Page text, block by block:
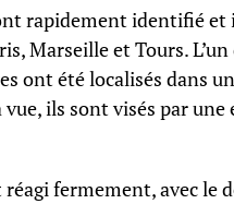
rapidement identifié et
Marseille et Tours.
ont été localisés dans
vue, ils sont visés par
fermement, avec le